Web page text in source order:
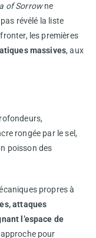
of Sorrowne
révélé la liste
les premières
massives, aux
rongée par le sel,
poisson des
propres à
attaques
l’espace de
pour